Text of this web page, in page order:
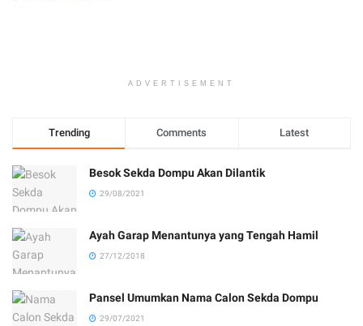
ADVERTISEMENT
Trending Comments Latest
Besok Sekda Dompu Akan Dilantik
29/08/2021
Ayah Garap Menantunya yang Tengah Hamil
27/12/2018
Pansel Umumkan Nama Calon Sekda Dompu
29/07/2021